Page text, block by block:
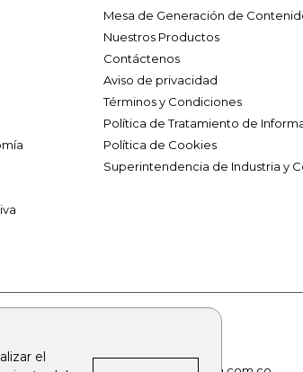
el
Mesa de Generación de
Nuestros Productos
Contáctenos
Aviso de privacidad
Términos y Condiciones
Política de Tratamiento de
Política de Cookies
Superintendencia de Industria y
bolsaencolombia.com